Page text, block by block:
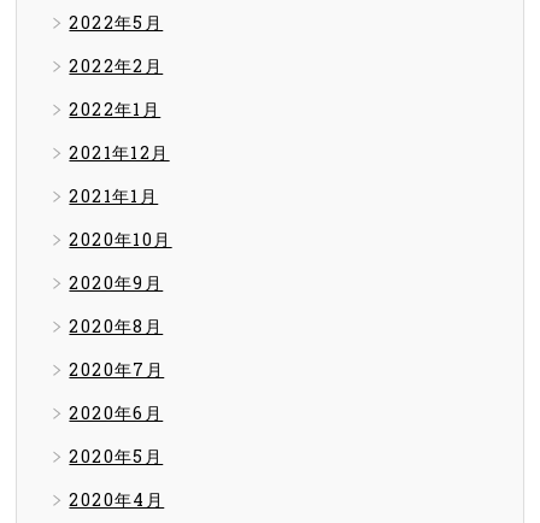
2022年5月
2022年2月
2022年1月
2021年12月
2021年1月
2020年10月
2020年9月
2020年8月
2020年7月
2020年6月
2020年5月
2020年4月